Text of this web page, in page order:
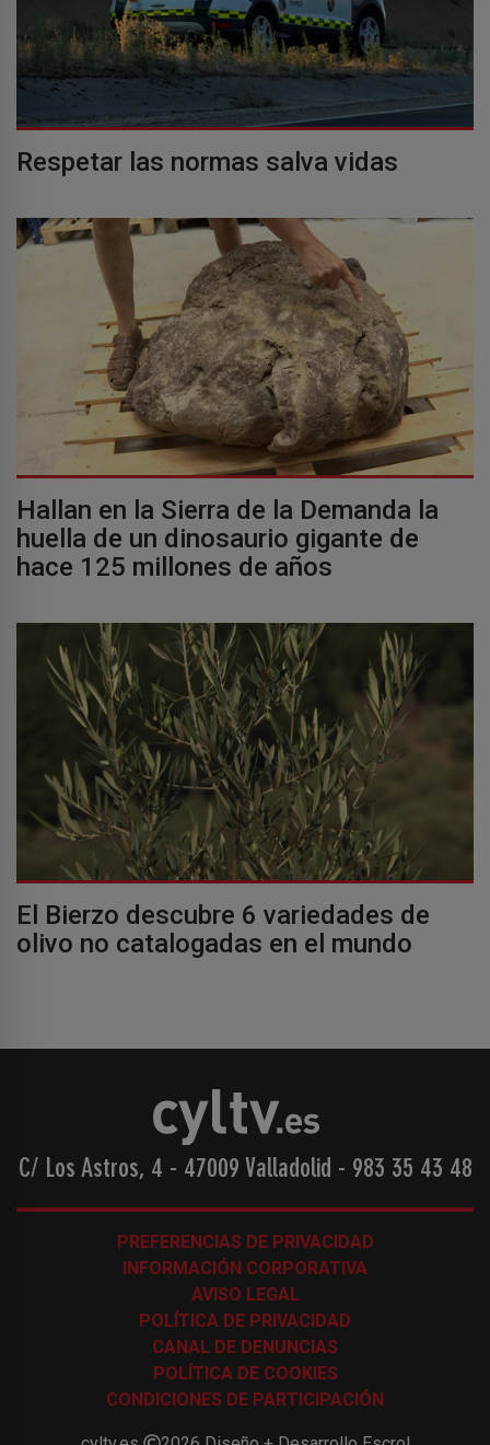
Respetar las normas salva vidas
Hallan en la Sierra de la Demanda la
huella de un dinosaurio gigante de
hace 125 millones de años
El Bierzo descubre 6 variedades de
olivo no catalogadas en el mundo
C/ Los Astros, 4 - 47009 Valladolid - 983 35 43 48
PREFERENCIAS DE PRIVACIDAD
INFORMACIÓN CORPORATIVA
AVISO LEGAL
POLÍTICA DE PRIVACIDAD
CANAL DE DENUNCIAS
POLÍTICA DE COOKIES
CONDICIONES DE PARTICIPACIÓN